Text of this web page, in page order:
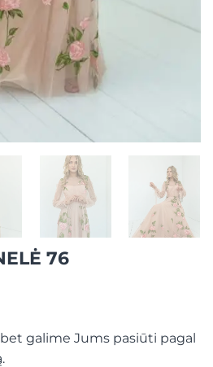
76
galime Jums pasiūti pagal